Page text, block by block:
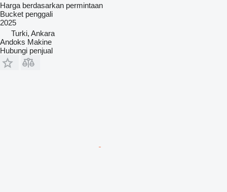
Harga berdasarkan permintaan
Bucket penggali
2025
Turki, Ankara
Andoks Makine
Hubungi penjual